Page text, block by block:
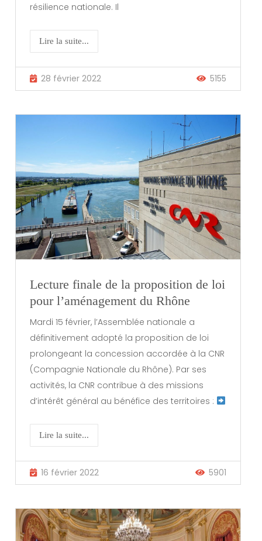
résilience nationale. Il
Lire la suite...
28 février 2022 5155
Lecture finale de la proposition de loi
pour l’aménagement du Rhône
Mardi 15 février, l’Assemblée nationale a
définitivement adopté la proposition de loi
prolongeant la concession accordée à la CNR
(Compagnie Nationale du Rhône). Par ses
activités, la CNR contribue à des missions
d’intérêt général au bénéfice des territoires :
Lire la suite...
16 février 2022 5901